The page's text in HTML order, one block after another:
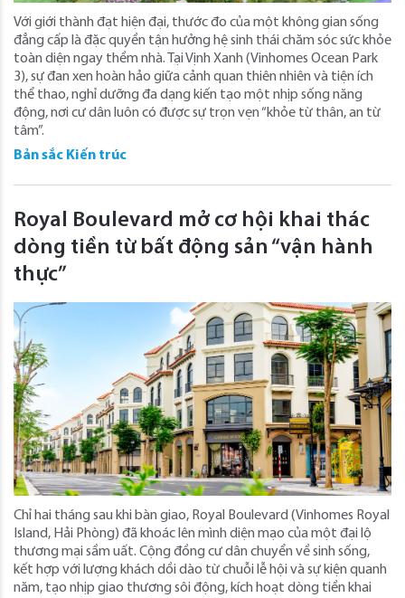
Với giới thành đạt hiện đại, thước đo của một không gian sống
đẳng cấp là đặc quyền tận hưởng hệ sinh thái chăm sóc sức khỏe
toàn diện ngay thềm nhà. Tại Vịnh Xanh (Vinhomes Ocean Park
3), sự đan xen hoàn hảo giữa cảnh quan thiên nhiên và tiện ích
thể thao, nghỉ dưỡng đa dạng kiến tạo một nhịp sống năng
động, nơi cư dân luôn có được sự trọn vẹn “khỏe từ thân, an từ
tâm”.
Bản sắc Kiến trúc
Royal Boulevard mở cơ hội khai thác
dòng tiền từ bất động sản “vận hành
thực”
Chỉ hai tháng sau khi bàn giao, Royal Boulevard (Vinhomes Royal
Island, Hải Phòng) đã khoác lên mình diện mạo của một đại lộ
thương mại sầm uất. Cộng đồng cư dân chuyển về sinh sống,
kết hợp với lượng khách dồi dào từ chuỗi lễ hội và sự kiện quanh
năm, tạo nhịp giao thương sôi động, kích hoạt dòng tiền khai